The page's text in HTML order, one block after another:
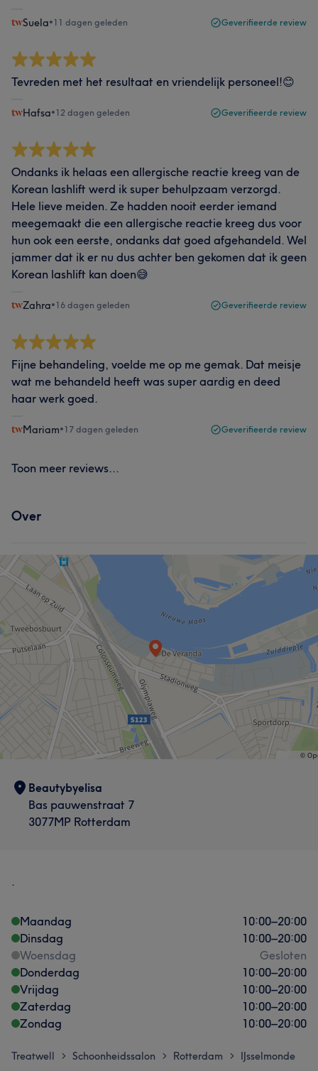
Suela•11 dagen geleden Geverifieerde review
Tevreden met het resultaat en vriendelijk personeel!😊
Hafsa•12 dagen geleden Geverifieerde review
Ondanks ik helaas een allergische reactie kreeg van de
Korean lashlift werd ik super behulpzaam verzorgd.
Hele lieve meiden. Ze hadden nooit eerder iemand
meegemaakt die een allergische reactie kreeg dus voor
hun ook een eerste, ondanks dat goed afgehandeld. Wel
jammer dat ik er nu dus achter ben gekomen dat ik geen
Korean lashlift kan doen😅
Zahra•16 dagen geleden Geverifieerde review
Fijne behandeling, voelde me op me gemak. Dat meisje
wat me behandeld heeft was super aardig en deed
haar werk goed.
Mariam•17 dagen geleden Geverifieerde review
Toon meer reviews...
Over
Beautybyelisa
Bas pauwenstraat 7
3077MP Rotterdam
.
Maandag 10:00–20:00
Dinsdag
10:00–20:00
Woensdag
Gesloten
Donderdag
10:00–20:00
Vrijdag
10:00–20:00
Zaterdag
10:00–20:00
Zondag
10:00–20:00
Treatwell > Schoonheidssalon > Rotterdam > IJsselmonde